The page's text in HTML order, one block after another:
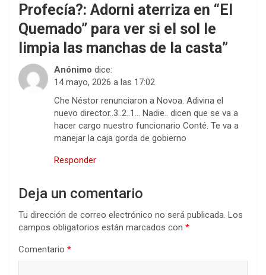
Profecía?: Adorni aterriza en “El
Quemado” para ver si el sol le
limpia las manchas de la casta”
Anónimo dice:
14 mayo, 2026 a las 17:02
Che Néstor renunciaron a Novoa. Adivina el
nuevo director..3..2..1… Nadie.. dicen que se va a
hacer cargo nuestro funcionario Conté. Te va a
manejar la caja gorda de gobierno
Responder
Deja un comentario
Tu dirección de correo electrónico no será publicada. Los
campos obligatorios están marcados con *
Comentario *